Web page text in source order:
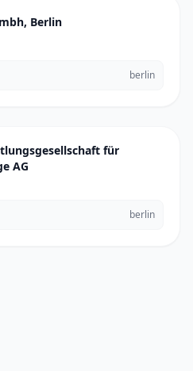
Berlin
berlin
für
AG
berlin